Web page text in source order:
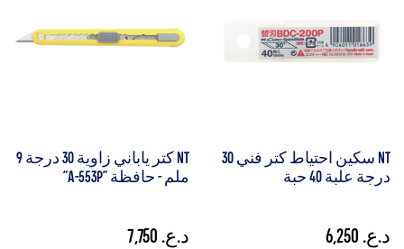
NT سكين احتياط كتر فني 30
درجة علبة 40 حبة
د.ع.
NT كتر ياباني زاوية 30 درجة 9
ملم - حافظة "A-553P"
د.ع.